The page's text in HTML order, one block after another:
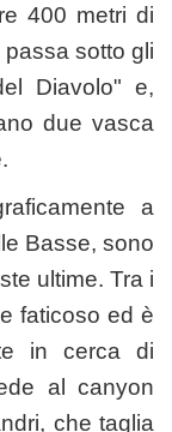
400 metri di
sotto gli
Diavolo" e,
due vasca
a
Basse, sono
ultime. Tra i
faticoso ed è
in cerca di
al canyon
che taglia